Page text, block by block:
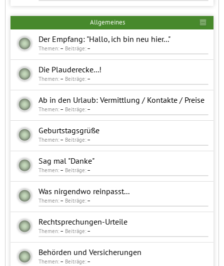
Allgemeines
Der Empfang: "Hallo, ich bin neu hier..."
Themen: – Beiträge: –
Die Plauderecke...!
Themen: – Beiträge: –
Ab in den Urlaub: Vermittlung / Kontakte / Preise
Themen: – Beiträge: –
Geburtstagsgrüße
Themen: – Beiträge: –
Sag mal "Danke"
Themen: – Beiträge: –
Was nirgendwo reinpasst...
Themen: – Beiträge: –
Rechtsprechungen-Urteile
Themen: – Beiträge: –
Behörden und Versicherungen
Themen: – Beiträge: –